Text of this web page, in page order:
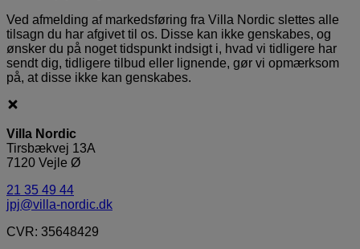
Ved afmelding af markedsføring fra Villa Nordic slettes alle
tilsagn du har afgivet til os. Disse kan ikke genskabes, og
ønsker du på noget tidspunkt indsigt i, hvad vi tidligere har
sendt dig, tidligere tilbud eller lignende, gør vi opmærksom
på, at disse ikke kan genskabes.
Villa Nordic
Tirsbækvej 13A
7120 Vejle Ø
21 35 49 44
jpj@villa-nordic.dk
CVR: 35648429